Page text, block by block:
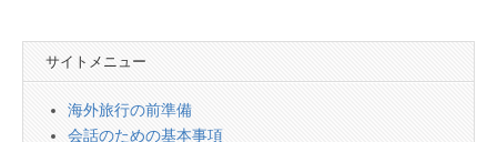
話
サイトメニュー
海外旅行の前準備
会話のための基本事項